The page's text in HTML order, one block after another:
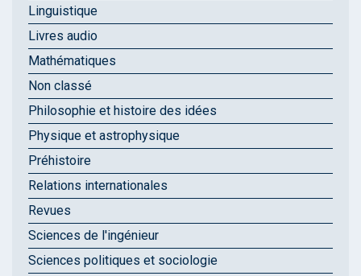
Linguistique
Livres audio
Mathématiques
Non classé
Philosophie et histoire des idées
Physique et astrophysique
Préhistoire
Relations internationales
Revues
Sciences de l'ingénieur
Sciences politiques et sociologie